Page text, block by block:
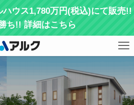
ウス1,780万円(税込)にて販売!!
ち!! 詳細はこちら